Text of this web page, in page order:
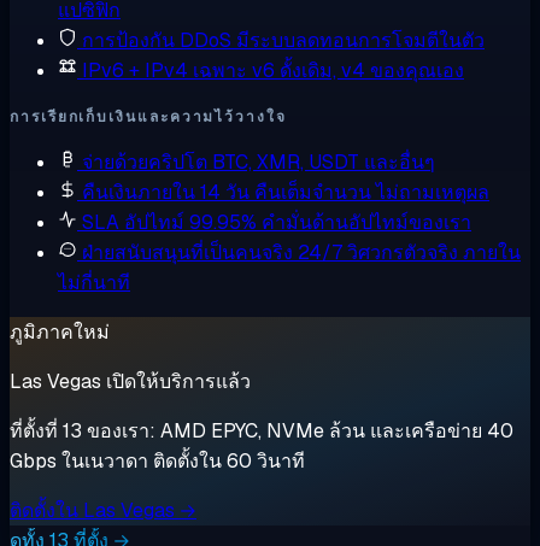
แปซิฟิก
การป้องกัน DDoS มีระบบลดทอนการโจมตีในตัว
IPv6 + IPv4 เฉพาะ v6 ดั้งเดิม, v4 ของคุณเอง
การเรียกเก็บเงินและความไว้วางใจ
จ่ายด้วยคริปโต BTC, XMR, USDT และอื่นๆ
คืนเงินภายใน 14 วัน คืนเต็มจำนวน ไม่ถามเหตุผล
SLA อัปไทม์ 99.95% คำมั่นด้านอัปไทม์ของเรา
ฝ่ายสนับสนุนที่เป็นคนจริง 24/7วิศวกรตัวจริง ภายใน
ไม่กี่นาที
ภูมิภาคใหม่
Las Vegas เปิดให้บริการแล้ว
ที่ตั้งที่ 13 ของเรา: AMD EPYC, NVMe ล้วน และเครือข่าย 40
Gbps ในเนวาดา ติดตั้งใน 60 วินาที
ติดตั้งใน Las Vegas →
ดูทั้ง 13 ที่ตั้ง →